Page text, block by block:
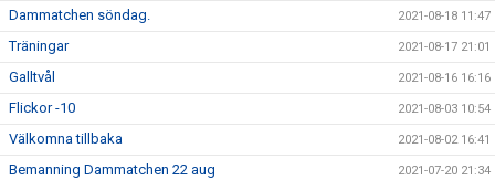
Dammatchen söndag. 2021-08-18 11:47
Träningar 2021-08-17 21:01
Galltvål 2021-08-16 16:16
Flickor -10 2021-08-03 10:54
Välkomna tillbaka 2021-08-02 16:41
Bemanning Dammatchen 22 aug 2021-07-20 21:34